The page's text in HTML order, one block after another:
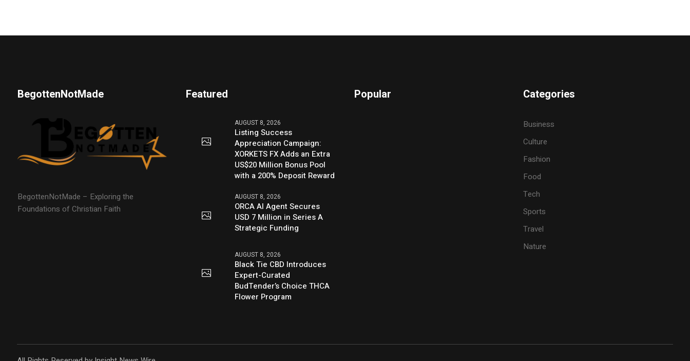
BegottenNotMade
BegottenNotMade – Exploring the
Foundations of Christian Faith
Featured
AUGUST 8, 2026
Listing Success
Appreciation Campaign:
XORKETS FX Adds an Extra
US$20 Million Bonus Pool
with a 200% Deposit Reward
AUGUST 8, 2026
ORCA AI Agent Secures
USD 7 Million in Series A
Strategic Funding
AUGUST 8, 2026
Black Tie CBD Introduces
Expert-Curated
BudTender’s Choice THCA
Flower Program
Popular Categories
Business
Culture
Fashion
Food
Tech
Sports
Travel
Nature